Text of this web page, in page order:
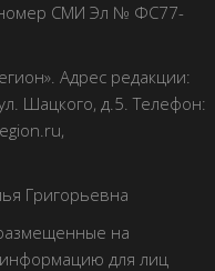
номер СМИ Эл № ФС77-
Адрес редакции:
Шацкого, д.5. Телефон:
Григорьевна
на
информацию для лиц